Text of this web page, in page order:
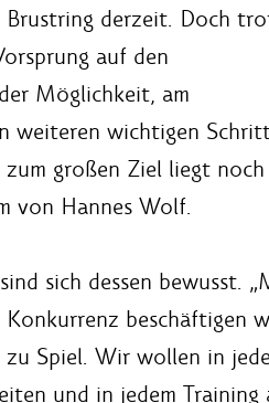
Brustring derzeit. Doch
auf den
Möglichkeit, am
weiteren wichtigen
großen Ziel liegt
von Hannes Wolf.
sich dessen bewusst.
Konkurrenz beschäftigen
Spiel. Wir wollen in
und in jedem Training